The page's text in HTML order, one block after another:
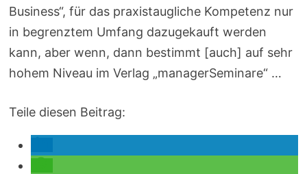
Business“, für das praxistaugliche Kompetenz nur
in begrenztem Umfang dazugekauft werden
kann, aber wenn, dann bestimmt [auch] auf sehr
hohem Niveau im Verlag „managerSeminare“ …
Teile diesen Beitrag: